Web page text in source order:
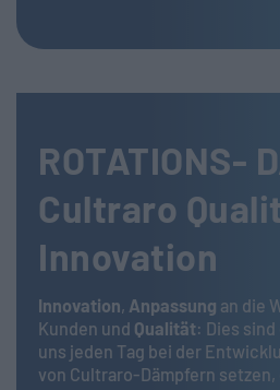
ROTATIONS-
Cultraro
Innovation
Innovation, Anpassung an die
Kunden und Qualität: Dies
uns jeden Tag bei der
von Cultraro-Dämpfern